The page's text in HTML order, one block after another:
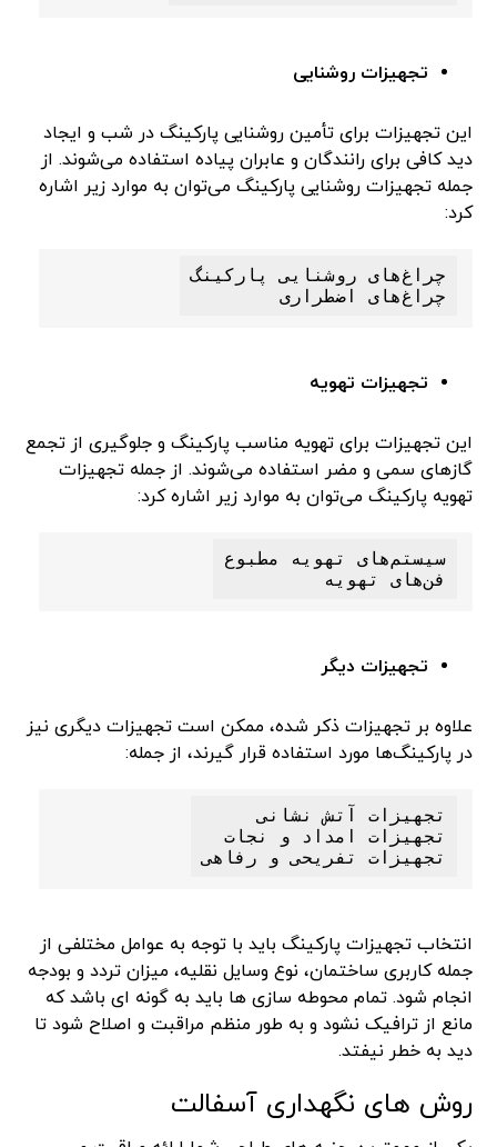
تجهیزات روشنایی
این تجهیزات برای تأمین روشنایی پارکینگ در شب و ایجاد
دید کافی برای رانندگان و عابران پیاده استفاده می‌شوند. از
جمله تجهیزات روشنایی پارکینگ می‌توان به موارد زیر اشاره
کرد:
چراغ‌های روشنایی پارکینگ
چراغ‌های اضطراری
تجهیزات تهویه
این تجهیزات برای تهویه مناسب پارکینگ و جلوگیری از تجمع
گازهای سمی و مضر استفاده می‌شوند. از جمله تجهیزات
تهویه پارکینگ می‌توان به موارد زیر اشاره کرد:
فن‌های تهویه
تجهیزات دیگر
علاوه بر تجهیزات ذکر شده، ممکن است تجهیزات دیگری نیز
در پارکینگ‌ها مورد استفاده قرار گیرند، از جمله:
تجهیزات آتش نشانی
تجهیزات تفریحی و رفاهی
انتخاب تجهیزات پارکینگ باید با توجه به عوامل مختلفی از
جمله کاربری ساختمان، نوع وسایل نقلیه، میزان تردد و بودجه
انجام شود. تمام محوطه سازی ها باید به گونه ای باشد که
مانع از ترافیک نشود و به طور منظم مراقبت و اصلاح شود تا
دید به خطر نیفتد.
روش های نگهداری آسفالت